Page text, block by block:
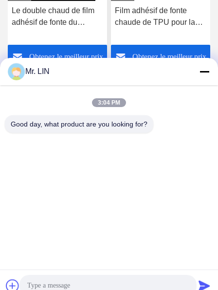
Le double chaud de film
adhésif de fonte du
sport a dégrossi 0.18mm
0.2mmObtenez le meilleur prix
Film adhésif de fonte
chaude de TPU pour la
de textile 0.1mm 0.12mm
Obtenez le meilleur prix
Guangdong Jinhonghai New Material
Mr. LIN
3:04 PM
Good day, what product are you looking for?